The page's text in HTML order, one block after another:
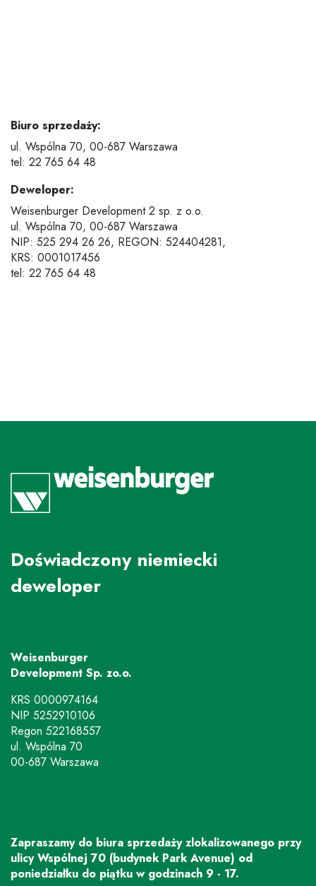
Biuro sprzedaży:
ul. Wspólna 70, 00-687 Warszawa
tel: 22 765 64 48
Deweloper:
Weisenburger Development 2 sp. z o.o.
ul. Wspólna 70, 00-687 Warszawa
NIP: 525 294 26 26, REGON: 524404281,
KRS: 0001017456
tel: 22 765 64 48
Doświadczony niemiecki
deweloper
Weisenburger
Development Sp. zo.o.
KRS 0000974164
NIP 5252910106
Regon 522168557
ul. Wspólna 70
00-687 Warszawa
Zapraszamy do biura sprzedaży zlokalizowanego przy
ulicy Wspólnej 70 (budynek Park Avenue) od
poniedziałku do piątku w godzinach 9 - 17.